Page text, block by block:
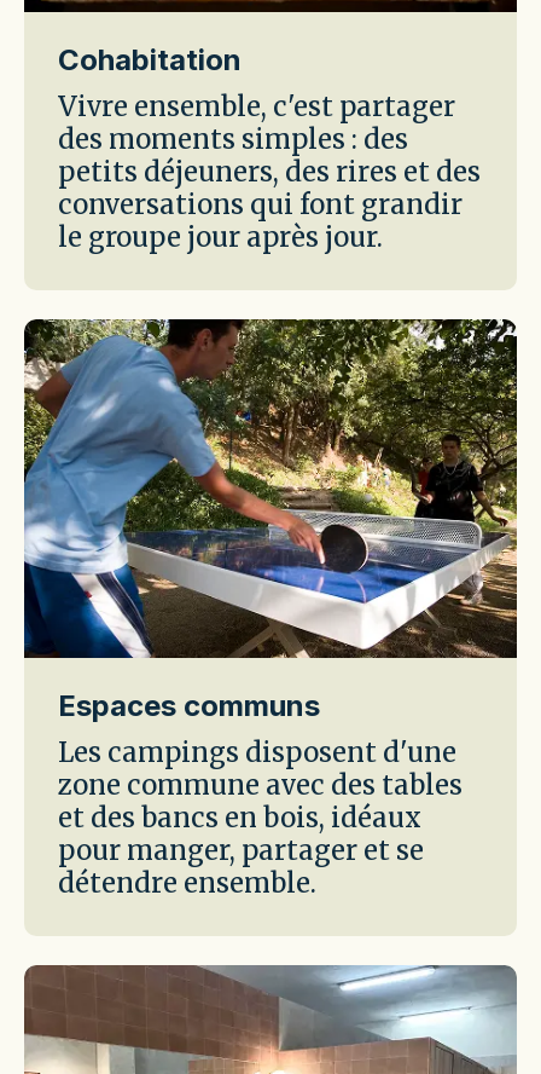
Cohabitation
Vivre ensemble, c'est partager
des moments simples : des
petits déjeuners, des rires et des
conversations qui font grandir
le groupe jour après jour.
Espaces communs
Les campings disposent d'une
zone commune avec des tables
et des bancs en bois, idéaux
pour manger, partager et se
détendre ensemble.